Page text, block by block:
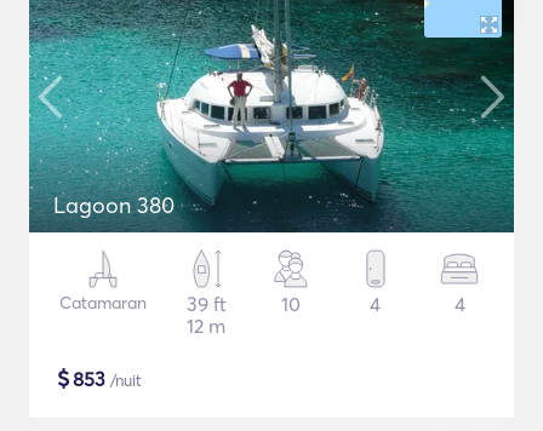
Lagoon 380
Catamaran
39 ft
12 m
10 4 4
$853 /nuit